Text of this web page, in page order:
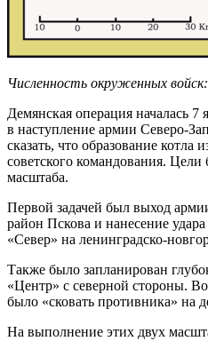
Численность окруженных
Демянская операция началась 7
в наступление армии Северо-
сказать, что образование котла
советского командования.
масштаба.
Первой задачей был выход
район Пскова и нанесение
«Север» на ленинградско-
Также было запланирован
«Центр» с северной стороны.
было «сковать противника» на
На выполнение этих двух